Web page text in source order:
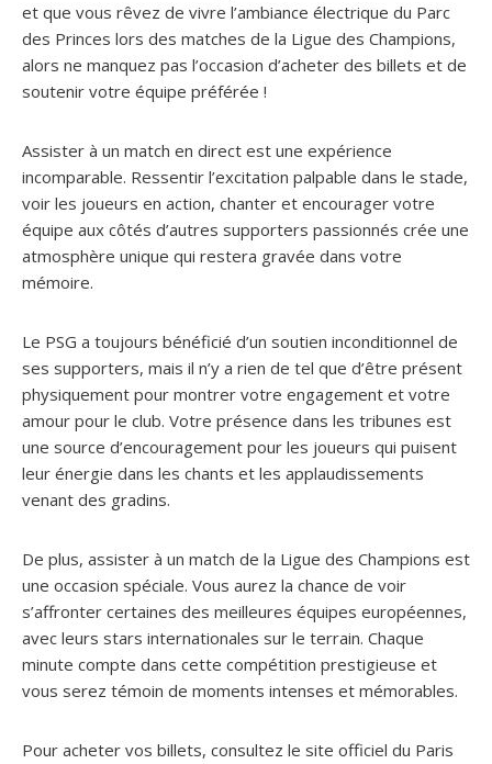
et que vous rêvez de vivre l’ambiance électrique du Parc
des Princes lors des matches de la Ligue des Champions,
alors ne manquez pas l’occasion d’acheter des billets et de
soutenir votre équipe préférée !
Assister à un match en direct est une expérience
incomparable. Ressentir l’excitation palpable dans le stade,
voir les joueurs en action, chanter et encourager votre
équipe aux côtés d’autres supporters passionnés crée une
atmosphère unique qui restera gravée dans votre
mémoire.
Le PSG a toujours bénéficié d’un soutien inconditionnel de
ses supporters, mais il n’y a rien de tel que d’être présent
physiquement pour montrer votre engagement et votre
amour pour le club. Votre présence dans les tribunes est
une source d’encouragement pour les joueurs qui puisent
leur énergie dans les chants et les applaudissements
venant des gradins.
De plus, assister à un match de la Ligue des Champions est
une occasion spéciale. Vous aurez la chance de voir
s’affronter certaines des meilleures équipes européennes,
avec leurs stars internationales sur le terrain. Chaque
minute compte dans cette compétition prestigieuse et
vous serez témoin de moments intenses et mémorables.
Pour acheter vos billets, consultez le site officiel du Paris